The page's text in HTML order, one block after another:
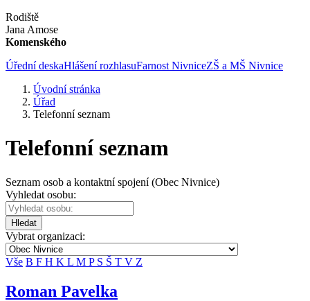
Rodiště
Jana Amose
Komenského
Úřední deskaHlášení rozhlasuFarnost NivniceZŠ a MŠ Nivnice
Úvodní stránka
Úřad
Telefonní seznam
Telefonní seznam
Seznam osob a kontaktní spojení (Obec Nivnice)
Vyhledat osobu:
Hledat
Vybrat organizaci:
Vše B F H K L M P S Š T V Z
Roman Pavelka